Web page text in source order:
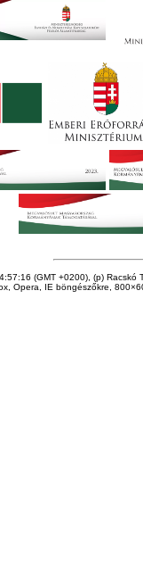
(GMT +0200), (p) Racskó
Opera, IE böngészőkre,